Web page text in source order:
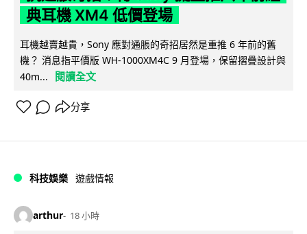
典耳機 XM4 低價登場
耳機越賣越貴，Sony 應對通脹的奇招居然是重推 6 年前的舊
機？ 消息指平價版 WH-1000XM4C 9 月登場，保留摺疊設計與
40m...
閱讀全文
分享
科技娛樂 遊戲情報
arthur 18 小時